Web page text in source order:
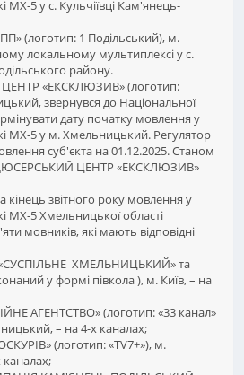
МХ-5 у с. Кульчіївці Кам'янець-
(логотип: 1 Подільський), м.
локальному мультиплексі у с.
району.
«ЕКСКЛЮЗИВ» (логотип:
звернувся до Національної
дату початку мовлення у
МХ-5 у м. Хмельницький. Регулятор
суб'єкта на 01.12.2025. Станом
ЦЕНТР «ЕКСКЛЮЗИВ»
звітного року мовлення у
МХ-5 Хмельницької області
мовників, які мають відповідні
ХМЕЛЬНИЦЬКИЙ» та
у формі півкола ), м. Київ, – на
АГЕНТСТВО» (логотип: «33 канал»
– на 4-х каналах;
(логотип: «TV7+»), м.